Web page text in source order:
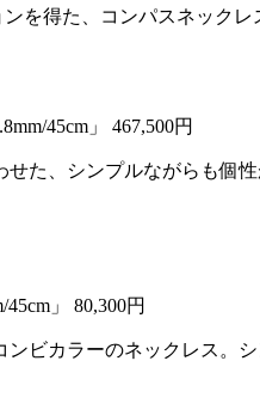
を得た、コンパスネック
45cm」 467,500円
た、シンプルながらも個
45cm」 80,300円
ビカラーのネックレス。